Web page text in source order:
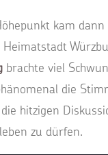
kam
brachte viel
die
hitzigen
zu dürfen.